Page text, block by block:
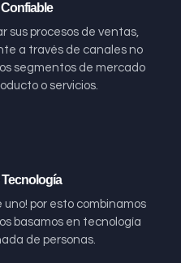
sus procesos de ventas,
a través de canales no
segmentos de mercado
o servicios.
Tecnología
uno! por esto combinamos
basamos en tecnología
de personas.